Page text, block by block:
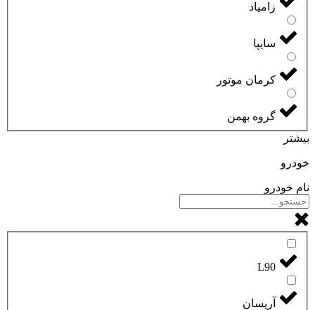
زامیاد
سایپا
کرمان موتور
گروه بهمن
بیشتر
خودرو
نام خودرو
L90
آریسان